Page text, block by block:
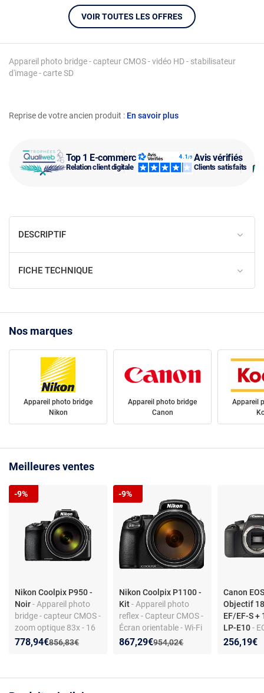
Top 1 E-commerce
Relation client digitale
Avis vérifiés
Clients satisfaits
Reprise de votre ancien produit : En savoir plus
Appareil photo bridge - capteur CMOS - vidéo HD - stabilisateur
d'image - carte SD
VOIR TOUTES LES OFFRES
DESCRIPTIF
FICHE TECHNIQUE
Nos marques
Appareil photo bridge
Nikon
Appareil photo bridge
Canon
Appareil
Meilleures ventes
Nikon Coolpix P950 -
Noir- Appareil photo
bridge - capteur CMOS -
zoom optique 83x - 16
Mp - vidéo 4K - Wi-Fi
Ancien prix :
856,83€
Nouveau prix :
778,94€
Réduction de :
-9%
Nikon Coolpix P1100 -
Kit- Appareil photo
reflex - Capteur CMOS -
Écran orientable - Wi-Fi
- Stabilisation d'image
Ancien prix :
954,02€
Nouveau prix :
867,29€
Réduction de :
-9%
Canon
Objectif
EF/EF-S
LP-E10-
18-
256,19€